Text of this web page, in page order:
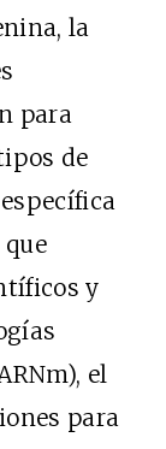
la
para
de
y
el
para